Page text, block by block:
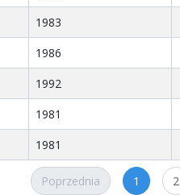
1983
1986
1992
1981
1981
Poprzednia 1 2